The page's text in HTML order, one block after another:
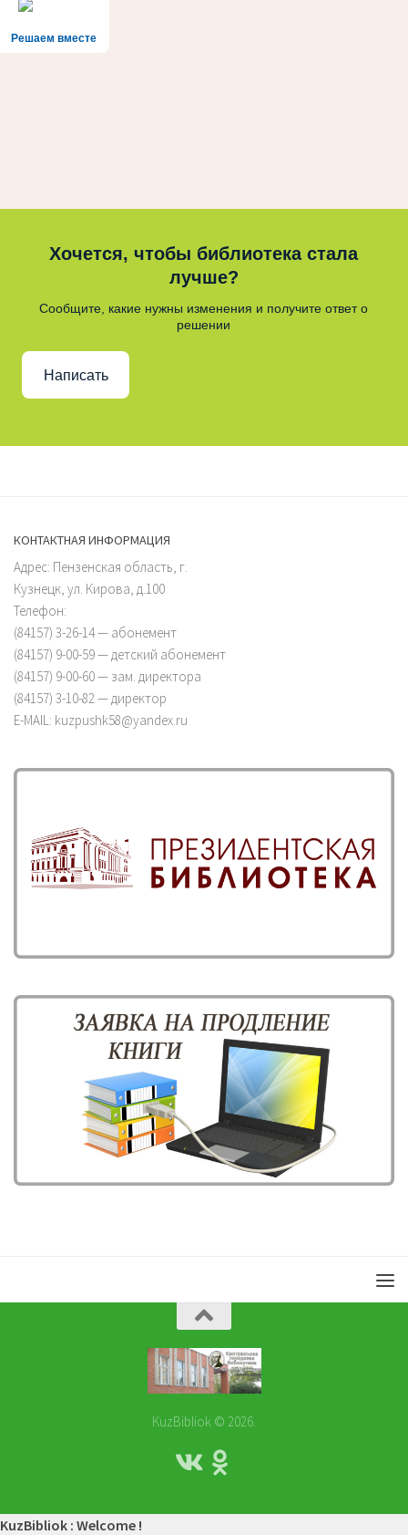
Решаем вместе
Хочется, чтобы библиотека стала
лучше?
Сообщите, какие нужны изменения и получите ответ о
решении
Написать
КОНТАКТНАЯ ИНФОРМАЦИЯ
Адрес: Пензенская область, г.
Кузнецк, ул. Кирова, д.100
Телефон:
(84157) 3-26-14 — абонемент
(84157) 9-00-59 — детский абонемент
(84157) 9-00-60 — зам. директора
(84157) 3-10-82 — директор
E-MAIL: kuzpushk58@yandex.ru
KuzBibliok © 2026.
KuzBibliok : Welcome !